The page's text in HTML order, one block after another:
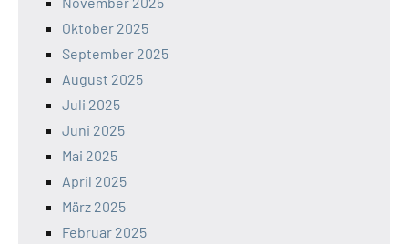
Oktober 2025
September 2025
August 2025
Juli 2025
Juni 2025
Mai 2025
April 2025
März 2025
Februar 2025